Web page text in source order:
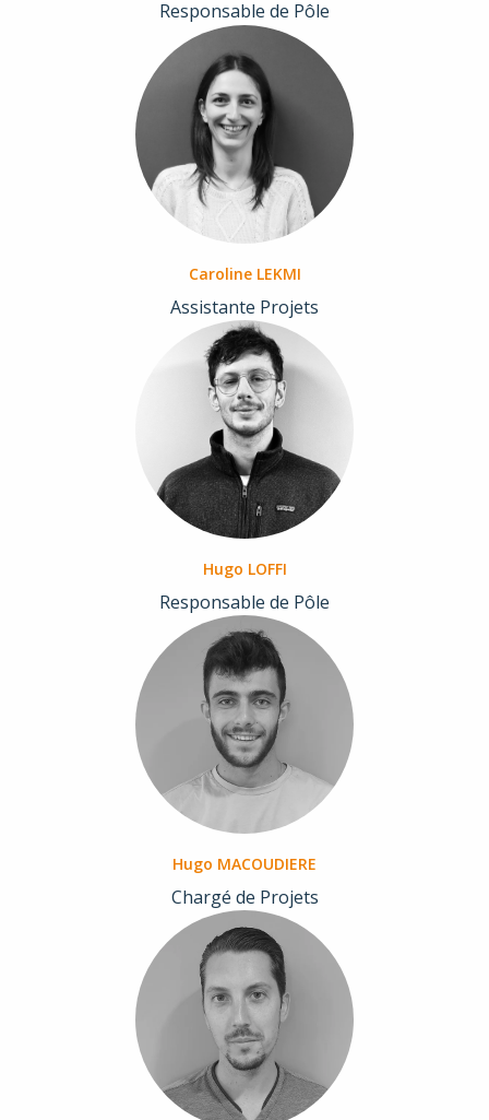
Responsable de Pôle
Caroline LEKMI
Assistante Projets
Hugo LOFFI
Responsable de Pôle
Hugo MACOUDIERE
Chargé de Projets